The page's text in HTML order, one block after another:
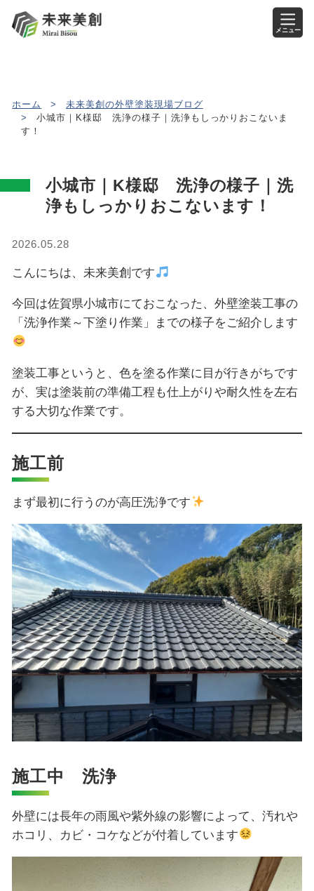
メニュー
ホーム >
未来美創の外壁塗装現場ブログ
>
小城市｜K様邸 洗浄の様子｜洗浄もしっかりおこないま
す！
小城市｜K様邸 洗浄の様子｜洗
浄もしっかりおこないます！
2026.05.28
こんにちは、未来美創です
今回は佐賀県小城市にておこなった、外壁塗装工事の
「洗浄作業～下塗り作業」までの様子をご紹介します
塗装工事というと、色を塗る作業に目が行きがちです
が、実は塗装前の準備工程も仕上がりや耐久性を左右
する大切な作業です。
施工前
まず最初に行うのが高圧洗浄です
施工中 洗浄
外壁には長年の雨風や紫外線の影響によって、汚れや
ホコリ、カビ・コケなどが付着しています